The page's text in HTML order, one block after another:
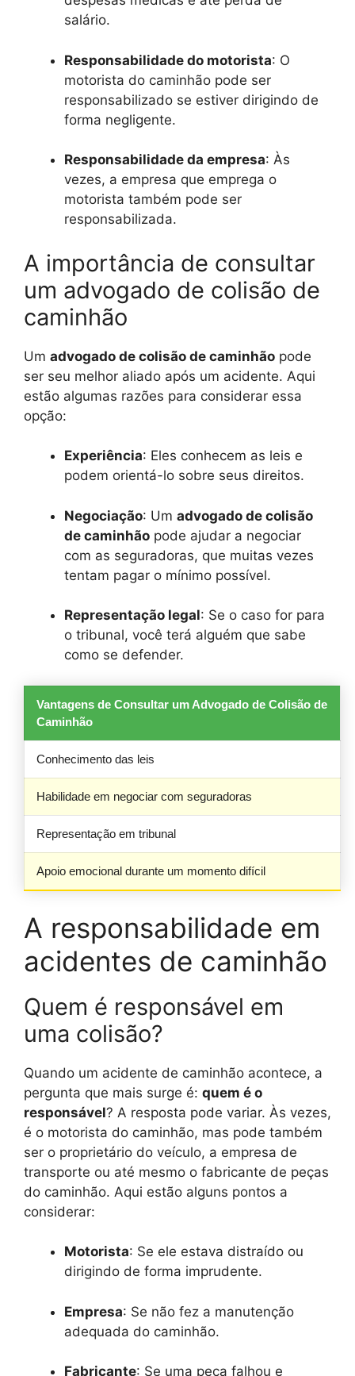
salário.
Responsabilidade do motorista: O
motorista do caminhão pode ser
responsabilizado se estiver dirigindo de
forma negligente.
Responsabilidade da empresa: Às
vezes, a empresa que emprega o
motorista também pode ser
responsabilizada.
A importância de consultar
um advogado de colisão de
caminhão
Um advogado de colisão de caminhão pode
ser seu melhor aliado após um acidente. Aqui
estão algumas razões para considerar essa
opção:
Experiência: Eles conhecem as leis e
podem orientá-lo sobre seus direitos.
Negociação: Um advogado de colisão
de caminhão pode ajudar a negociar
com as seguradoras, que muitas vezes
tentam pagar o mínimo possível.
Representação legal: Se o caso for para
o tribunal, você terá alguém que sabe
como se defender.
Vantagens de Consultar um Advogado de Colisão de
Caminhão
Conhecimento das leis
Habilidade em negociar com seguradoras
Representação em tribunal
Apoio emocional durante um momento difícil
A responsabilidade em
acidentes de caminhão
Quem é responsável em
uma colisão?
Quando um acidente de caminhão acontece, a
pergunta que mais surge é: quem é o
responsável? A resposta pode variar. Às vezes,
é o motorista do caminhão, mas pode também
ser o proprietário do veículo, a empresa de
transporte ou até mesmo o fabricante de peças
do caminhão. Aqui estão alguns pontos a
considerar:
Motorista: Se ele estava distraído ou
dirigindo de forma imprudente.
Empresa: Se não fez a manutenção
adequada do caminhão.
Fabricante: Se uma peça falhou e